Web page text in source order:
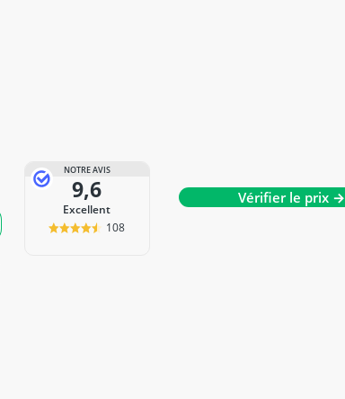
NOTRE AVIS
9,6
Excellent
108
Vérifier le prix →